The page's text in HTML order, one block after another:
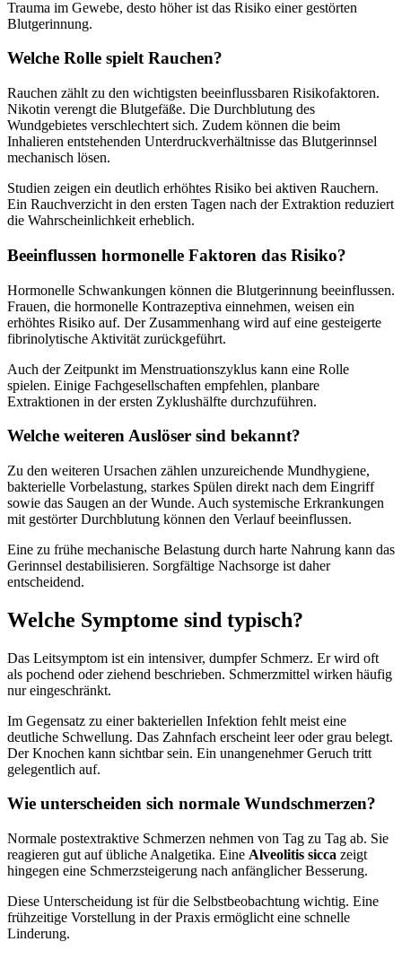
Trauma im Gewebe, desto höher ist das Risiko einer gestörten
Blutgerinnung.
Welche Rolle spielt Rauchen?
Rauchen zählt zu den wichtigsten beeinflussbaren Risikofaktoren.
Nikotin verengt die Blutgefäße. Die Durchblutung des
Wundgebietes verschlechtert sich. Zudem können die beim
Inhalieren entstehenden Unterdruckverhältnisse das Blutgerinnsel
mechanisch lösen.
Studien zeigen ein deutlich erhöhtes Risiko bei aktiven Rauchern.
Ein Rauchverzicht in den ersten Tagen nach der Extraktion reduziert
die Wahrscheinlichkeit erheblich.
Beeinflussen hormonelle Faktoren das Risiko?
Hormonelle Schwankungen können die Blutgerinnung beeinflussen.
Frauen, die hormonelle Kontrazeptiva einnehmen, weisen ein
erhöhtes Risiko auf. Der Zusammenhang wird auf eine gesteigerte
fibrinolytische Aktivität zurückgeführt.
Auch der Zeitpunkt im Menstruationszyklus kann eine Rolle
spielen. Einige Fachgesellschaften empfehlen, planbare
Extraktionen in der ersten Zyklushälfte durchzuführen.
Welche weiteren Auslöser sind bekannt?
Zu den weiteren Ursachen zählen unzureichende Mundhygiene,
bakterielle Vorbelastung, starkes Spülen direkt nach dem Eingriff
sowie das Saugen an der Wunde. Auch systemische Erkrankungen
mit gestörter Durchblutung können den Verlauf beeinflussen.
Eine zu frühe mechanische Belastung durch harte Nahrung kann das
Gerinnsel destabilisieren. Sorgfältige Nachsorge ist daher
entscheidend.
Welche Symptome sind typisch?
Das Leitsymptom ist ein intensiver, dumpfer Schmerz. Er wird oft
als pochend oder ziehend beschrieben. Schmerzmittel wirken häufig
nur eingeschränkt.
Im Gegensatz zu einer bakteriellen Infektion fehlt meist eine
deutliche Schwellung. Das Zahnfach erscheint leer oder grau belegt.
Der Knochen kann sichtbar sein. Ein unangenehmer Geruch tritt
gelegentlich auf.
Wie unterscheiden sich normale Wundschmerzen?
Normale postextraktive Schmerzen nehmen von Tag zu Tag ab. Sie
reagieren gut auf übliche Analgetika. Eine Alveolitis sicca zeigt
hingegen eine Schmerzsteigerung nach anfänglicher Besserung.
Diese Unterscheidung ist für die Selbstbeobachtung wichtig. Eine
frühzeitige Vorstellung in der Praxis ermöglicht eine schnelle
Linderung.